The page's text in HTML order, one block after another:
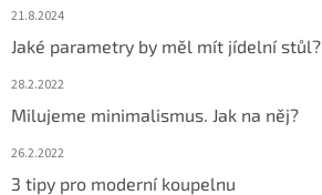
21.8.2024
Jaké parametry by měl mít jídelní stůl?
28.2.2022
Milujeme minimalismus. Jak na něj?
26.2.2022
3 tipy pro moderní koupelnu